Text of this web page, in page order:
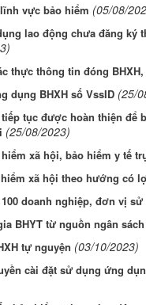
vực bảo hiểm (05/08/
lao động chưa đăng ký
thực thông tin đóng BHXH,
dụng BHXH số VssID (25/
tục được hoàn thiện để
(25/08/2023)
xã hội, bảo hiểm y tế
xã hội theo hướng có
doanh nghiệp, đơn vị
BHYT từ nguồn ngân
tự nguyện (03/10/2023)
cài đặt sử dụng ứng